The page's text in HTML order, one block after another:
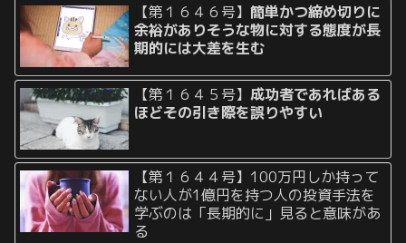
【第１６４６号】簡単かつ締め切りに
余裕がありそうな物に対する態度が長
期的には大差を生む
【第１６４５号】成功者であればある
ほどその引き際を誤りやすい
【第１６４４号】100万円しか持って
ない人が1億円を持つ人の投資手法を
学ぶのは「長期的に」見ると意味があ
る